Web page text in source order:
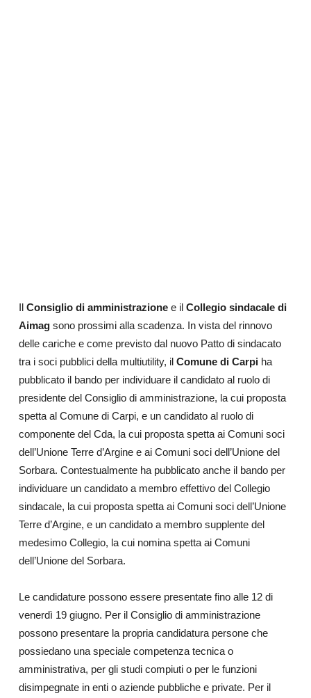
Il Consiglio di amministrazionee il Collegio sindacale di
Aimagsono prossimi alla scadenza. In vista del rinnovo
delle cariche e come previsto dal nuovo Patto di sindacato
tra i soci pubblici della multiutility, ilComune di Carpiha
pubblicato il bando per individuare il candidato al ruolo di
presidente del Consiglio di amministrazione, la cui proposta
spetta al Comune di Carpi, e un candidato al ruolo di
componente del Cda, la cui proposta spetta ai Comuni soci
dell’Unione Terre d’Argine e ai Comuni soci dell’Unione del
Sorbara. Contestualmente ha pubblicato anche il bando per
individuare un candidato a membro effettivo del Collegio
sindacale, la cui proposta spetta ai Comuni soci dell’Unione
Terre d’Argine, e un candidato a membro supplente del
medesimo Collegio, la cui nomina spetta ai Comuni
dell’Unione del Sorbara.
Le candidature possono essere presentate fino alle 12 di
venerdì 19 giugno. Per il Consiglio di amministrazione
possono presentare la propria candidatura persone che
possiedano una speciale competenza tecnica o
amministrativa, per gli studi compiuti o per le funzioni
disimpegnate in enti o aziende pubbliche e private. Per il